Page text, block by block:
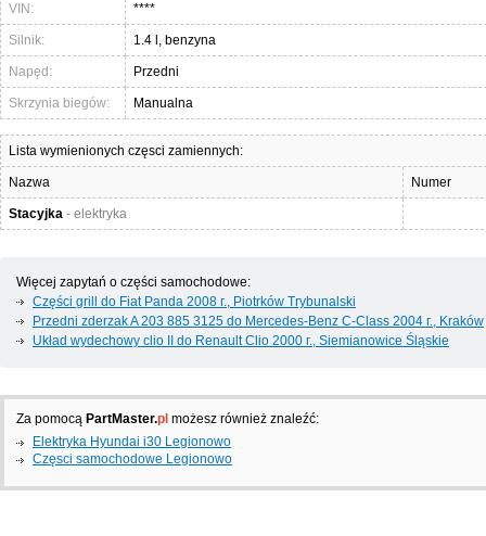
VIN: ****
Silnik: 1.4 l, benzyna
Napęd: Przedni
Skrzynia biegów: Manualna
Lista wymienionych częsci zamiennych:
Nazwa Numer
Stacyjka - elektryka
Więcej zapytań o części samochodowe:
Części grill do Fiat Panda 2008 г., Piotrków Trybunalski
Przedni zderzak A 203 885 3125 do Mercedes-Benz C-Class 2004 г., Kraków
Układ wydechowy clio II do Renault Clio 2000 г., Siemianowice Śląskie
Za pomocą PartMaster.pl możesz również znaleźć:
Elektryka Hyundai i30 Legionowo
Częsci samochodowe Legionowo